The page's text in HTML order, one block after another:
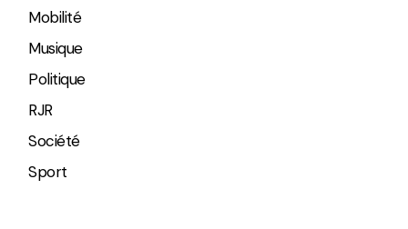
Mobilité
Musique
Politique
RJR
Société
Sport